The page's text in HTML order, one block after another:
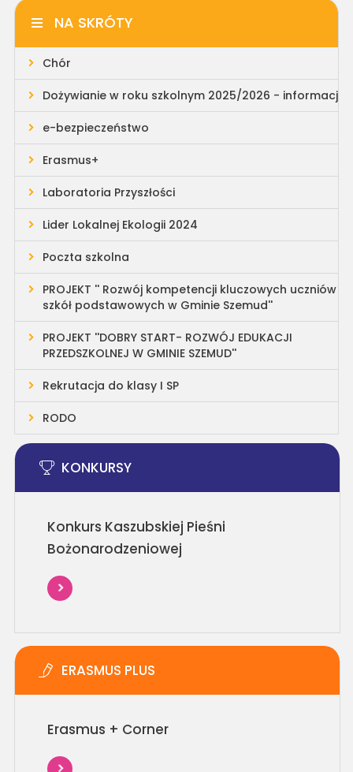
NA SKRÓTY
Chór
Dożywianie w roku szkolnym 2025/2026 - informacja
e-bezpieczeństwo
Erasmus+
Laboratoria Przyszłości
Lider Lokalnej Ekologii 2024
Poczta szkolna
PROJEKT '' Rozwój kompetencji kluczowych uczniów
szkół podstawowych w Gminie Szemud''
PROJEKT ''DOBRY START- ROZWÓJ EDUKACJI
PRZEDSZKOLNEJ W GMINIE SZEMUD''
Rekrutacja do klasy I SP
RODO
KONKURSY
Konkurs Kaszubskiej Pieśni
Bożonarodzeniowej
ERASMUS PLUS
Erasmus + Corner